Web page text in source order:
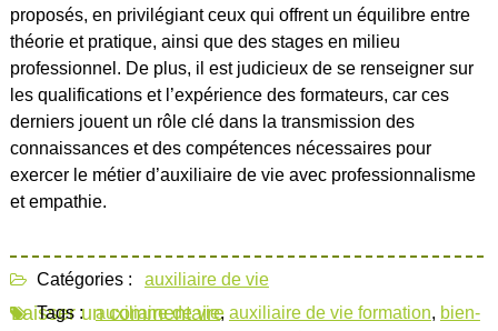
proposés, en privilégiant ceux qui offrent un équilibre entre
théorie et pratique, ainsi que des stages en milieu
professionnel. De plus, il est judicieux de se renseigner sur
les qualifications et l’expérience des formateurs, car ces
derniers jouent un rôle clé dans la transmission des
connaissances et des compétences nécessaires pour
exercer le métier d’auxiliaire de vie avec professionnalisme
et empathie.
Catégories :
auxiliaire de vie
Tags : auxiliaire de vie, auxiliaire de vie formation, bien-
Laisser un commentaire